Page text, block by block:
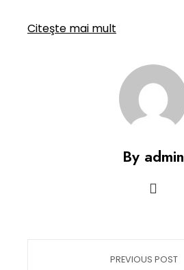
Citeşte mai mult
By admin
PREVIOUS POST